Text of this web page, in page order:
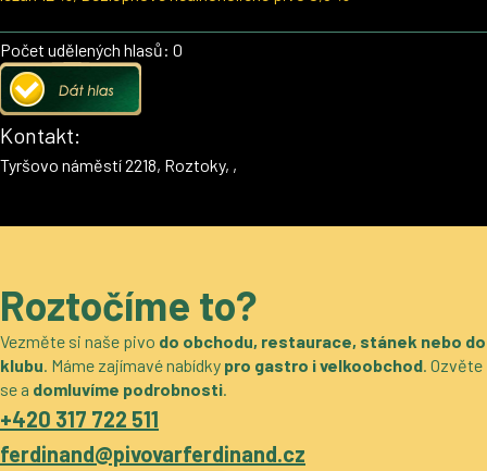
Počet udělených hlasů: 0
Kontakt:
Tyršovo náměstí 2218, Roztoky, ,
Roztočíme to?
Vezměte si naše pivo do obchodu, restaurace, stánek nebo do
klubu. Máme zajímavé nabídky pro gastro i velkoobchod. Ozvěte
se a domluvíme podrobnosti.
+420 317 722 511
ferdinand@pivovarferdinand.cz